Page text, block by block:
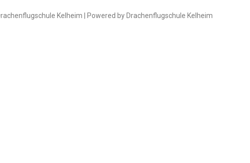
Kelheim | Powered by Drachenflugschule Kelheim